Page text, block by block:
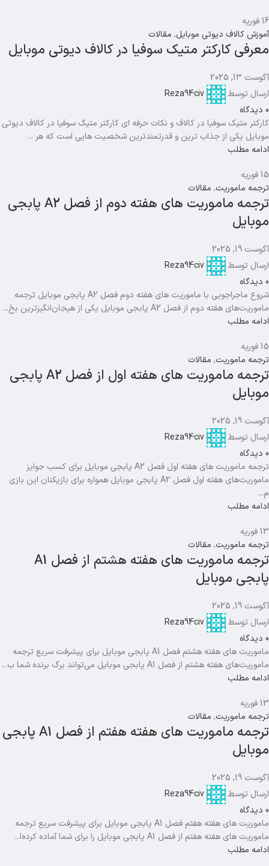
16فوریه
آموزش کالاف دیوتی موبایل, مقالات
معرفی کارکتر متیک سوفیا در کالاف دیوتی موبایل
آگوست 13, 2025
ارسال توسط
Reza94civ
0 دیدگاه
کارکتر متیک سوفیا در کالاف و نکات حرفه ای کارکتر متیک سوفیا در کالاف دیوتی
موبایل یکی از جذاب ترین و قدرتمندترین شخصیت هایی است که هر ...
ادامه مطلب
15فوریه
ترجمه ماموریت, مقالات
ترجمه ماموریت های هفته دوم از فصل A2 پابجی
موبایل
آگوست 19, 2025
ارسال توسط
Reza94civ
0 دیدگاه
شروع ماجراجویی با ماموریت های هفته دوم فصل A2 پابجی موبایل ترجمه
ماموریت‌های هفته دوم از فصل A2 پابجی موبایل یکی از هیجان‌انگیزترین بخ...
ادامه مطلب
15فوریه
ترجمه ماموریت, مقالات
ترجمه ماموریت های هفته اول از فصل A2 پابجی
موبایل
آگوست 19, 2025
ارسال توسط
Reza94civ
0 دیدگاه
ترجمه ماموریت های هفته اول فصل A2 پابجی موبایل برای کسب جوایز
ماموریت‌های هفته اول فصل A2 پابجی موبایل همواره برای بازیکنان این بازی
م...
ادامه مطلب
13فوریه
ترجمه ماموریت, مقالات
ترجمه ماموریت های هفته هشتم از فصل A1
پابجی موبایل
آگوست 19, 2025
ارسال توسط
Reza94civ
0 دیدگاه
ماموریت های هفته هشتم فصل A1 پابجی موبایل برای پیشرفت سریع ترجمه
ماموریت‌های هفته هشتم از فصل A1 پابجی موبایل می‌تواند برگ برنده شما ب...
ادامه مطلب
13فوریه
ترجمه ماموریت, مقالات
ترجمه ماموریت های هفته هفتم از فصل A1 پابجی
موبایل
آگوست 19, 2025
ارسال توسط
Reza94civ
0 دیدگاه
ماموریت های هفته هفتم فصل A1 پابجی موبایل برای پیشرفت سریع ترجمه
ماموریت های هفته هفتم از فصل A1 پابجی موبایل را برای شما آماده کرده‌ا...
ادامه مطلب